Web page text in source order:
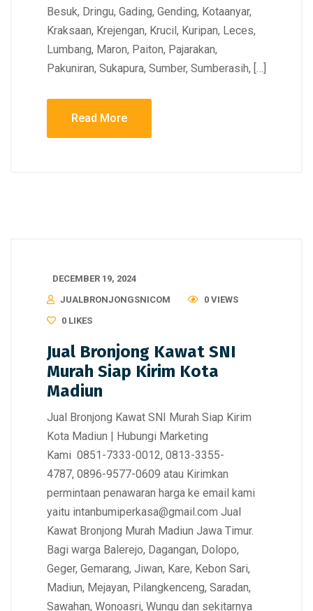
Besuk, Dringu, Gading, Gending, Kotaanyar,
Kraksaan, Krejengan, Krucil, Kuripan, Leces,
Lumbang, Maron, Paiton, Pajarakan,
Pakuniran, Sukapura, Sumber, Sumberasih, […]
Read More
DECEMBER 19, 2024
JUALBRONJONGSNICOM
0 VIEWS
0 LIKES
Jual Bronjong Kawat SNI
Murah Siap Kirim Kota
Madiun
Jual Bronjong Kawat SNI Murah Siap Kirim
Kota Madiun | Hubungi Marketing
Kami 0851-7333-0012, 0813-3355-
4787, 0896-9577-0609 atau Kirimkan
permintaan penawaran harga ke email kami
yaitu intanbumiperkasa@gmail.com Jual
Kawat Bronjong Murah Madiun Jawa Timur.
Bagi warga Balerejo, Dagangan, Dolopo,
Geger, Gemarang, Jiwan, Kare, Kebon Sari,
Madiun, Mejayan, Pilangkenceng, Saradan,
Sawahan, Wonoasri, Wungu dan sekitarnya